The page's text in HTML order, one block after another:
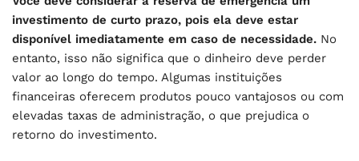
investimento de curto prazo, pois ela deve estar
disponível imediatamente em caso de necessidade. No
entanto, isso não significa que o dinheiro deve perder
valor ao longo do tempo. Algumas instituições
financeiras oferecem produtos pouco vantajosos ou com
elevadas taxas de administração, o que prejudica o
retorno do investimento.